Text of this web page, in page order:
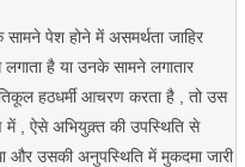
पेश होने में असमर्थता जाहिर
है या उनके सामने लगातार
हठधर्मी आचरण करता है , तो उस
में , ऐसे अभियुक़्त की उपस्थिति से
और उसकी अनुपस्थिति में मुकदमा जारी